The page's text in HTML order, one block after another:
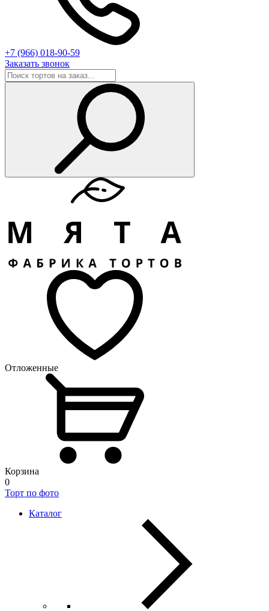
+7 (966) 018-90-59
Заказать звонок
Отложенные
Корзина
0
Торт по фото
Каталог